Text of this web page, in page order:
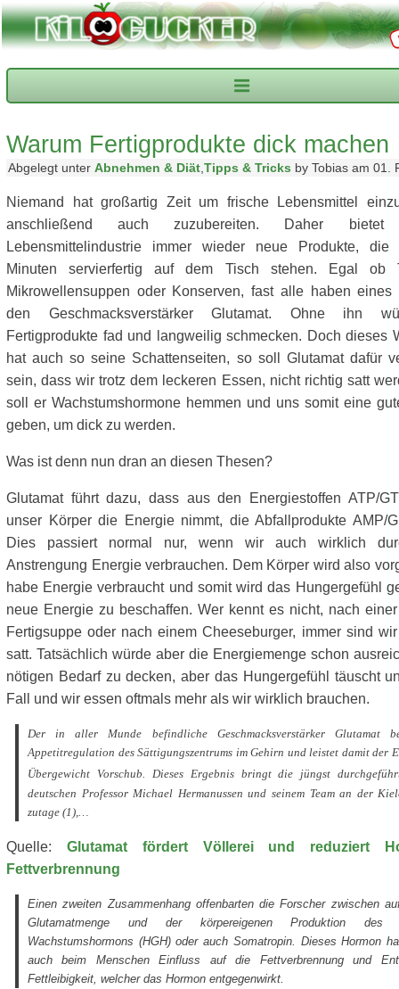
Warum Fertigprodukte dick machen
Abgelegt unter Abnehmen & Diät Tipps & Tricks by Tobias am 01.
Niemand hat großartig Zeit um frische Lebensmittel
anschließend auch zuzubereiten. Daher
Lebensmittelindustrie immer wieder neue Produkte,
Minuten servierfertig auf dem Tisch stehen. Egal ob
Mikrowellensuppen oder Konserven, fast alle haben eines
den Geschmacksverstärker Glutamat. Ohne ihn
Fertigprodukte fad und langweilig schmecken. Doch dieses
hat auch so seine Schattenseiten, so soll Glutamat dafür
sein, dass wir trotz dem leckeren Essen, nicht richtig satt
soll er Wachstumshormone hemmen und uns somit eine
geben, um dick zu werden.
Was ist denn nun dran an diesen Thesen?
Glutamat führt dazu, dass aus den Energiestoffen ATP/
unser Körper die Energie nimmt, die Abfallprodukte AMP/
Dies passiert normal nur, wenn wir auch wirklich
Anstrengung Energie verbrauchen. Dem Körper wird also
habe Energie verbraucht und somit wird das Hungergefühl
neue Energie zu beschaffen. Wer kennt es nicht, nach
Fertigsuppe oder nach einem Cheeseburger, immer sind
satt. Tatsächlich würde aber die Energiemenge schon
nötigen Bedarf zu decken, aber das Hungergefühl täuscht
Fall und wir essen oftmals mehr als wir wirklich brauchen.
Der in aller Munde befindliche Geschmacksverstärker Glutamat
Appetitregulation des Sättigungszentrums im Gehirn und leistet damit der
Übergewicht Vorschub.
Dieses Ergebnis bringt die jüngst
deutschen Professor Michael Hermanussen und seinem Team an der
zutage (1),…
Quelle: Glutamat fördert Völlerei und reduziert
Fettverbrennung
Einen zweiten Zusammenhang offenbarten die Forscher zwischen
Glutamatmenge und der körpereigenen Produktion des
Wachstumshormons (HGH) oder auch Somatropin. Dieses Hormon
auch beim Menschen Einfluss auf die Fettverbrennung und
Fettleibigkeit, welcher das Hormon entgegenwirkt.